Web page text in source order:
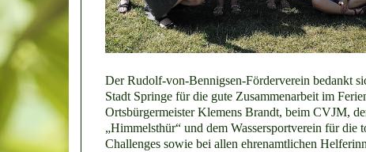
Der Rudolf-von-Bennigsen-Förderverein bedankt
Stadt Springe für die gute Zusammenarbeit im
Ortsbürgermeister Klemens Brandt, beim CVJM,
„Himmelsthür“ und dem Wassersportverein für die
Challenges sowie bei allen ehrenamtlichen